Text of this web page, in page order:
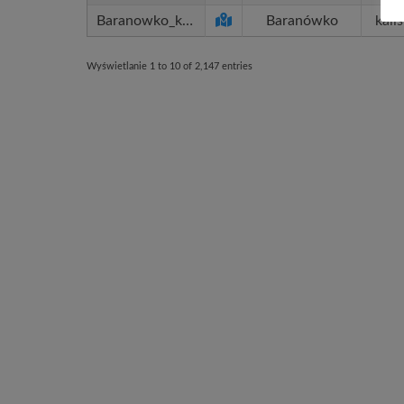
Baranowko_kls_kls Baranówko
Wyświetlanie 1 to 10 of 2,147 entries